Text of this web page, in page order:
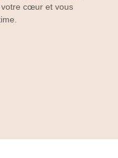
votre cœur et vous